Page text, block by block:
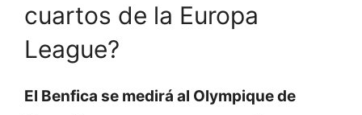
cuartos de la Europa
League?
El Benfica se medirá al Olympique de